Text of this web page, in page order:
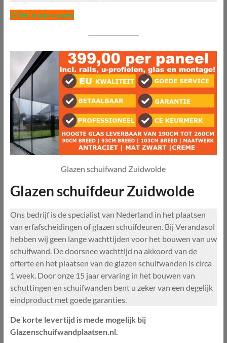
Offerte aanvragen
Glazen schuifwand Zuidwolde
Glazen schuifdeur Zuidwolde
Ons bedrijf is de specialist van Nederland in het plaatsen
van erfafscheidingen of glazen schuifdeuren. Bij Verandasol
hebben wij geen lange wachttijden voor het bouwen van uw
schuifwand. De doorsnee wachttijd na akkoord van de
offerte en het plaatsen van de glazen schuifwanden is circa
1 week. Door onze 15 jaar ervaring in het bouwen van
schuttingen en schuifwanden bent u zeker van een degelijk
eindproduct met goede garanties.
De korte levertijd is mede mogelijk bij
Glazenschuifwandplaatsen.nl.